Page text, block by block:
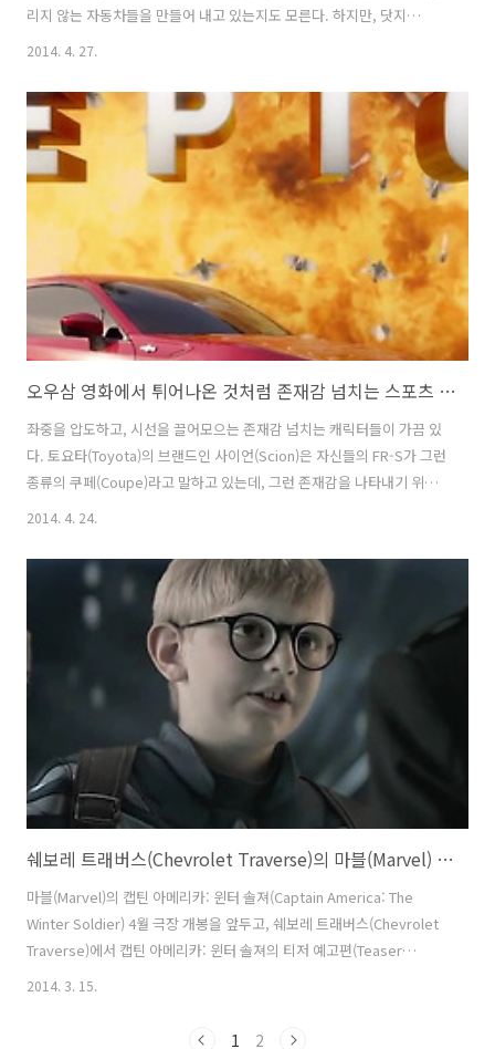
리지 않는 자동차들을 만들어 내고 있는지도 모른다. 하지만, 닷지
머슬카의 이미지를 담은 광고를 보여주는데, 자잘하게 어떤 운전자 편의
기능들에 대해 나열하는 타사의 자동차 광고들에 비해 아주 돋보이고 파
워풀하다. 개인적으로 Dodge와 무척 잘 어울린다고 생각한다. 지난 번
에도 닷지 차저(Dodge Charger)의 TV광고를 포스팅한 적이 있다. 해당
광고도 카피가 임팩트있으니, 관심있으신 분들은 한번 보시라. 닷지 차저
의 폭..
2014. 4. 27.
오우삼 영화에서 튀어나온 것처럼 존재감 넘치는 스포츠 쿠페, 사이언(Scion FR-S)의 TV광고 - 사이언 FR-S는 모든 것을 웅장하게 만듭니다(The Scion FR-S Makes Everything Epic) [한글자막]
좌중을 압도하고, 시선을 끌어모으는 존재감 넘치는 캐릭터들이 가끔 있
다. 토요타(Toyota)의 브랜드인 사이언(Scion)은 자신들의 FR-S가 그런
종류의 쿠페(Coupe)라고 말하고 있는데, 그런 존재감을 나타내기 위해
서- 사이언(Scion) FR-S의 배경에다 액션 영화 속의 웅장한 액션서사에
임파서블2, 브로큰애로우, 첩혈쌍웅, 영웅본색 시리즈 등으로 유명한 오
우삼 감독의 영화에서 극적인 순간에 항상 나타나던, 폭발장면과 슬로모
션 그리고 날아오르는 흰 비둘기까지 이 광고에서 총출동하고 있다. 우리
나라에서는 흔히 볼 수 없는 톤앤매너의 자동차 광고라 무척 재밌는듯.
이런 폭발씬에 뒤도 돌아보지 않고 슬로모션으로 걸어나오는 모습들을..
2014. 4. 24.
쉐보레 트래버스(Chevrolet Traverse)의 마블(Marvel) 캡틴 아메리카: 윈터 솔져(Captain America: The Winter Soldier) 예고편 패러디 타이인 광고(Tie-in Commercial) [한글자막]
마블(Marvel)의 캡틴 아메리카: 윈터 솔져(Captain America: The
Winter Soldier) 4월 극장 개봉을 앞두고, 쉐보레 트래버스(Chevrolet
Traverse)에서 캡틴 아메리카: 윈터 솔져의 티저 예고편(Teaser
2014. 3. 15.
1 2